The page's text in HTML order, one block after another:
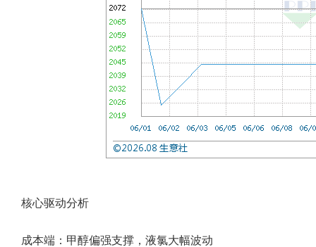
核心驱动分析
成本端：甲醇偏强支撑 ，液氯大幅波动